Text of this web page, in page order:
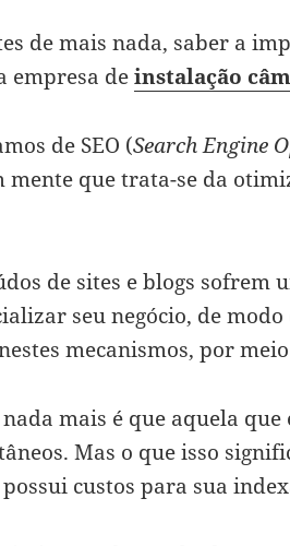
de mais nada, saber a
empresa deinstalação
de SEO (Search Engine
mente que trata-se da
de sites e blogs sofrem
seu negócio, de modo
mecanismos, por
mais é que aquela
Mas o que isso
custos para sua